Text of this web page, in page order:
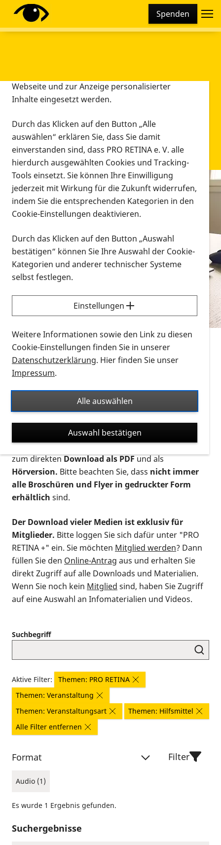
Spenden
Infomaterial
Infomaterial
Vorlesen
Alle Infomaterialien in verschiedenen
Formaten an einem Ort
Sie möchten wissen, wie Sie nach Infonmaterial
suchen und dieses bestellen bzw. herunterladen
können? Schauen Sie sich dieErklärvideos zum
Thema Infomaterial auf der PRO RETINA-Website
für blinde und sehbehinderte Menschen an.
Auf dieser Seite finden Sie sämtliches Infomaterial
Ort. Nutzen Sie den Formatfilter, um ausschließlich
nach Flyern und Broschüren, Audios oder Videos zu
suchen. Die meisten Flyer und Broschüren werden in
verschiedenen Formaten angeboten: zur
postalischen Bestellung als gedruckte Variante
zum direktenDownload als PDFund als
Hörversion. Bitte beachten Sie, dass nicht immer
alle Broschüren und Flyer in gedruckter Form
erhältlich sind.
Der Download vieler Medien ist exklusiv für
Mitglieder. Bitte loggen Sie sich dafür unter "PRO
RETINA +" ein. Sie möchten Mitglied werden? Dann
füllen Sie den Online-Antrag aus und erhalten Sie
direkt Zugriff auf alle Downloads und Materialien.
Wenn Sie noch kein Mitglied sind, haben Sie Zugriff
auf eine Auswahl an Infomaterialien und Videos.
Suchbegriff
Aktive Filter:
Themen: PRO RETINA
Themen: Veranstaltung
Themen: Veranstaltungsart
Themen: Hilfsmittel
Alle Filter entfernen
Format
Audio (1)
Filter
Es wurde 1 Ergebnis gefunden.
Suchergebnisse
Diese Webseite setzt verschiedene Cookies und
Tracking-Tools ein. Dies beinhaltet Cookies und
Webseite und zur Anzeige personalisierter
Inhalte eingesetzt werden.
Durch das Klicken auf den Button „Alle
auswählen“ erklären Sie, dass Sie damit
einverstanden sind, dass PRO RETINA e. V. alle
hierdurch ausgewählten Cookies und Tracking-
Tools einsetzt. Sie können Ihre Einwilligung
jederzeit mit Wirkung für die Zukunft widerrufen,
indem Sie die entsprechenden Kategorien in den
Cookie-Einstellungen deaktivieren.
Durch das Klicken auf den Button „Auswahl
bestätigen“ können Sie Ihre Auswahl der Cookie-
Kategorien und anderer technischer Systeme
selbst festlegen.
Einstellungen
Weitere Informationen sowie den Link zu diesen
Cookie-Einstellungen finden Sie in unserer
Datenschutzerklärung. Hier finden Sie unser
Impressum.
Alle auswählen
Auswahl bestätigen